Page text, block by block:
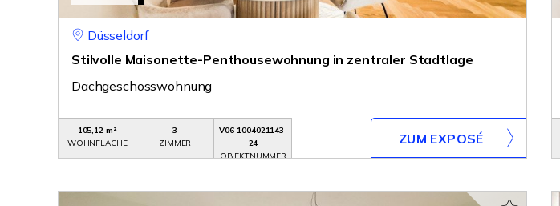
Düsseldorf
Stilvolle Maisonette-Penthousewohnung in zentraler Stadtlage
Dachgeschosswohnung
105,12 m²
WOHNFLÄCHE
3
ZIMMER
V06-1004021143-
24
OBJEKTNUMMER
ZUM EXPOSÉ